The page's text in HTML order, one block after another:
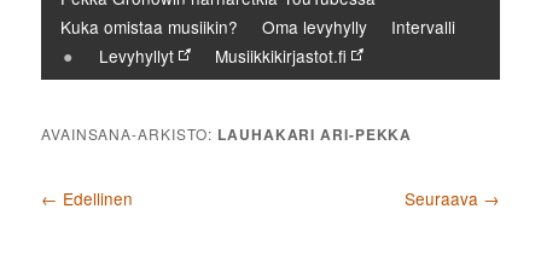
Kuka omistaa musiikin?
Oma levyhylly
Intervalli
Levyhyllyt
Musiikkikirjastot.fi
AVAINSANA-ARKISTO: LAUHAKARI ARI-PEKKA
Artikkelien selaus
← Edellinen Seuraava →